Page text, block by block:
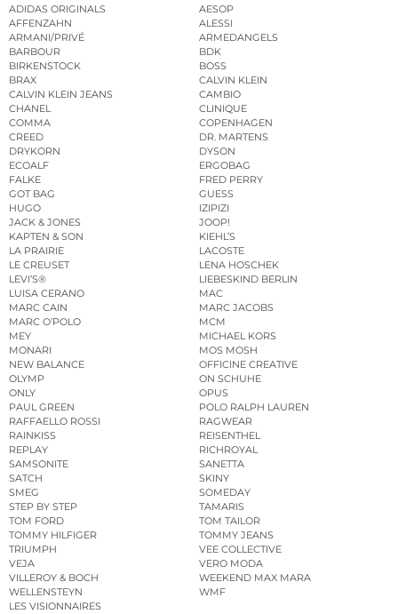
ADIDAS ORIGINALS
AESOP
AFFENZAHN
ALESSI
ARMANI/PRIVÉ
ARMEDANGELS
BARBOUR
BDK
BIRKENSTOCK
BOSS
BRAX
CALVIN KLEIN
CALVIN KLEIN JEANS
CAMBIO
CHANEL
CLINIQUE
COMMA
COPENHAGEN
CREED
DR. MARTENS
DRYKORN
DYSON
ECOALF
ERGOBAG
FALKE
FRED PERRY
GOT BAG
GUESS
HUGO
IZIPIZI
JACK & JONES
JOOP!
KAPTEN & SON
KIEHL’S
LA PRAIRIE
LACOSTE
LE CREUSET
LENA HOSCHEK
LEVI’S®
LIEBESKIND BERLIN
LUISA CERANO
MAC
MARC CAIN
MARC JACOBS
MARC O’POLO
MCM
MEY
MICHAEL KORS
MONARI
MOS MOSH
NEW BALANCE
OFFICINE CREATIVE
OLYMP
ON SCHUHE
ONLY
OPUS
PAUL GREEN
POLO RALPH LAUREN
RAFFAELLO ROSSI
RAGWEAR
RAINKISS
REISENTHEL
REPLAY
RICHROYAL
SAMSONITE
SANETTA
SATCH
SKINY
SMEG
SOMEDAY
STEP BY STEP
TAMARIS
TOM FORD
TOM TAILOR
TOMMY HILFIGER
TOMMY JEANS
TRIUMPH
VEE COLLECTIVE
VEJA
VERO MODA
VILLEROY & BOCH
WEEKEND MAX MARA
WELLENSTEYN
WMF
LES VISIONNAIRES